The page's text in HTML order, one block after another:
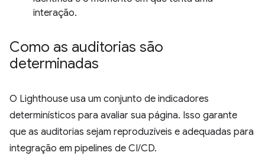
interação.
Como as auditorias são
determinadas
O Lighthouse usa um conjunto de indicadores
determinísticos para avaliar sua página. Isso garante
que as auditorias sejam reproduzíveis e adequadas para
integração em pipelines de CI/CD.